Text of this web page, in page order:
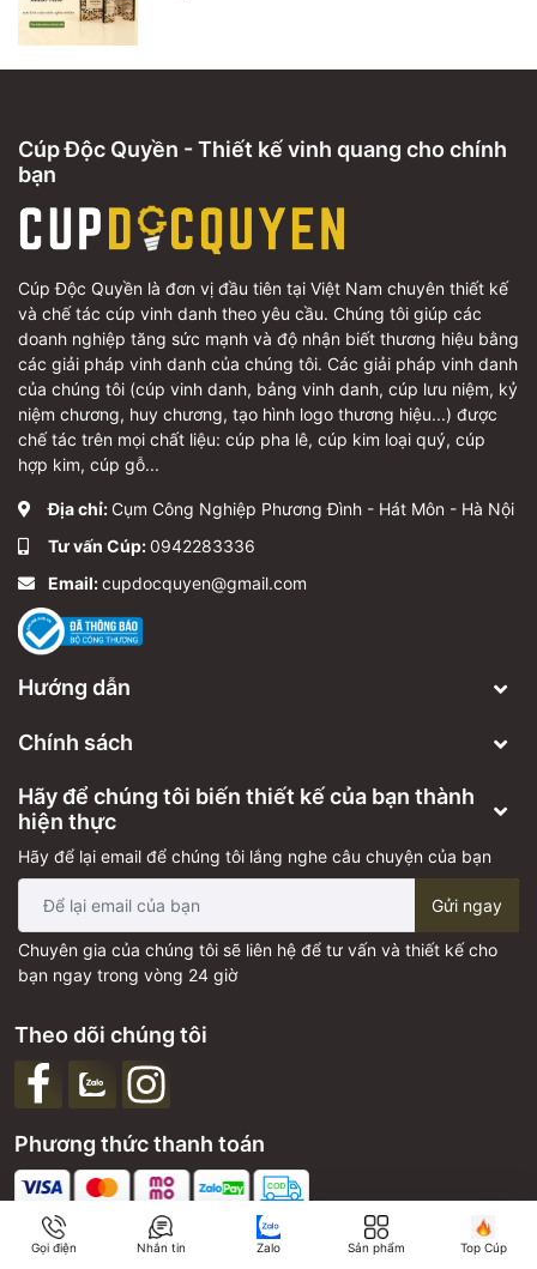
Cúp Độc Quyền - Thiết kế vinh quang cho chính
bạn
Cúp Độc Quyền là đơn vị đầu tiên tại Việt Nam chuyên thiết kế
và chế tác cúp vinh danh theo yêu cầu. Chúng tôi giúp các
doanh nghiệp tăng sức mạnh và độ nhận biết thương hiệu bằng
các giải pháp vinh danh của chúng tôi. Các giải pháp vinh danh
của chúng tôi (cúp vinh danh, bảng vinh danh, cúp lưu niệm, kỷ
niệm chương, huy chương, tạo hình logo thương hiệu...) được
chế tác trên mọi chất liệu: cúp pha lê, cúp kim loại quý, cúp
hợp kim, cúp gỗ...
Địa chỉ: Cụm Công Nghiệp Phương Đình - Hát Môn - Hà Nội
Tư vấn Cúp:0942283336
Email:cupdocquyen@gmail.com
Hướng dẫn
Chính sách
Hãy để chúng tôi biến thiết kế của bạn thành
hiện thực
Hãy để lại email để chúng tôi lắng nghe câu chuyện của bạn
Gửi ngay
Chuyên gia của chúng tôi sẽ liên hệ để tư vấn và thiết kế cho
bạn ngay trong vòng 24 giờ
Công ty TNHH Thiết kế sáng tạo Cúp Độc Quyền - Golight |
Cung cấp bởi
Sapo
Phương thức thanh toán
Theo dõi chúng tôi
Gọi điện Nhắn tin Zalo Sản phẩm Top Cúp